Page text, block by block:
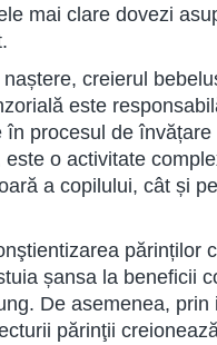
mai clare dovezi
creierul
este
procesul de
o activitate
a copilului, cât și
părinților
șansa la beneficii
De asemenea,
părinţii